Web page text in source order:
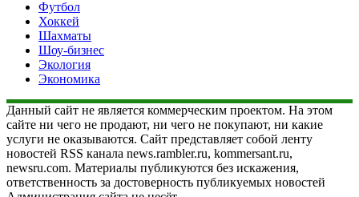
Футбол
Хоккей
Шахматы
Шоу-бизнес
Экология
Экономика
Данный сайт не является коммерческим проектом. На этом
сайте ни чего не продают, ни чего не покупают, ни какие
услуги не оказываются. Сайт представляет собой ленту
новостей RSS канала news.rambler.ru, kommersant.ru,
newsru.com. Материалы публикуются без искажения,
ответственность за достоверность публикуемых новостей